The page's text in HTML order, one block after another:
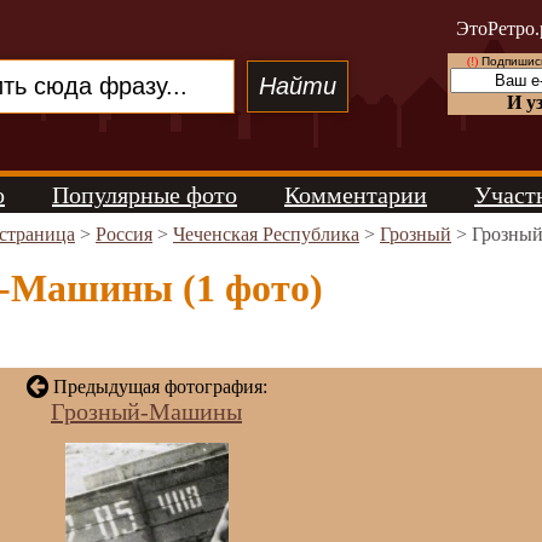
(!)
И
Популярные фото Комментарии
> Россия > Чеченская Республика > Грозный >
Машины (1 фото)
Предыдущая фотография:
Грозный-Машины